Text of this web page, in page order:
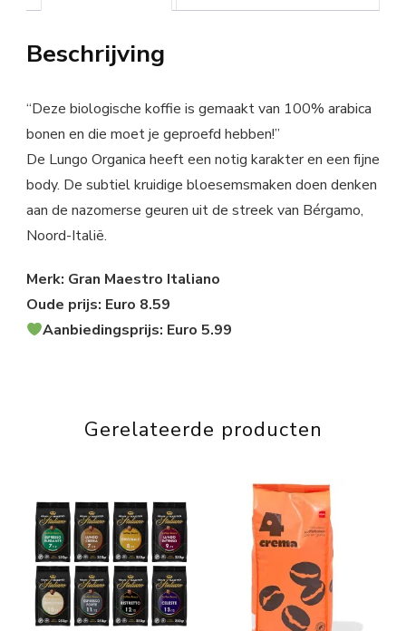
Beschrijving
“Deze biologische koffie is gemaakt van 100% arabica
bonen en die moet je geproefd hebben!”
De Lungo Organica heeft een notig karakter en een fijne
body. De subtiel kruidige bloesemsmaken doen denken
aan de nazomerse geuren uit de streek van Bérgamo,
Noord-Italië.
Merk: Gran Maestro Italiano
Oude prijs: Euro 8.59
Aanbiedingsprijs: Euro 5.99
Gerelateerde producten